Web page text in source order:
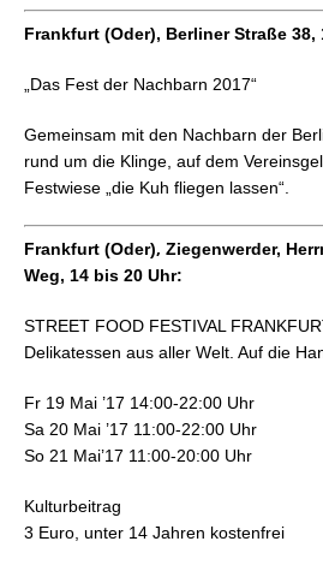
Frankfurt (Oder), Berliner Straße 38,
„Das Fest der Nachbarn 2017“
Gemeinsam mit den Nachbarn der
rund um die Klinge, auf dem
Festwiese „die Kuh fliegen lassen“.
Frankfurt (Oder), Ziegenwerder,
Weg, 14 bis 20 Uhr:
STREET FOOD FESTIVAL
Delikatessen aus aller Welt. Auf die
Fr 19 Mai ’17 14:00-22:00 Uhr
Sa 20 Mai ’17 11:00-22:00 Uhr
So 21 Mai’17 11:00-20:00 Uhr
Kulturbeitrag
3 Euro, unter 14 Jahren kostenfrei